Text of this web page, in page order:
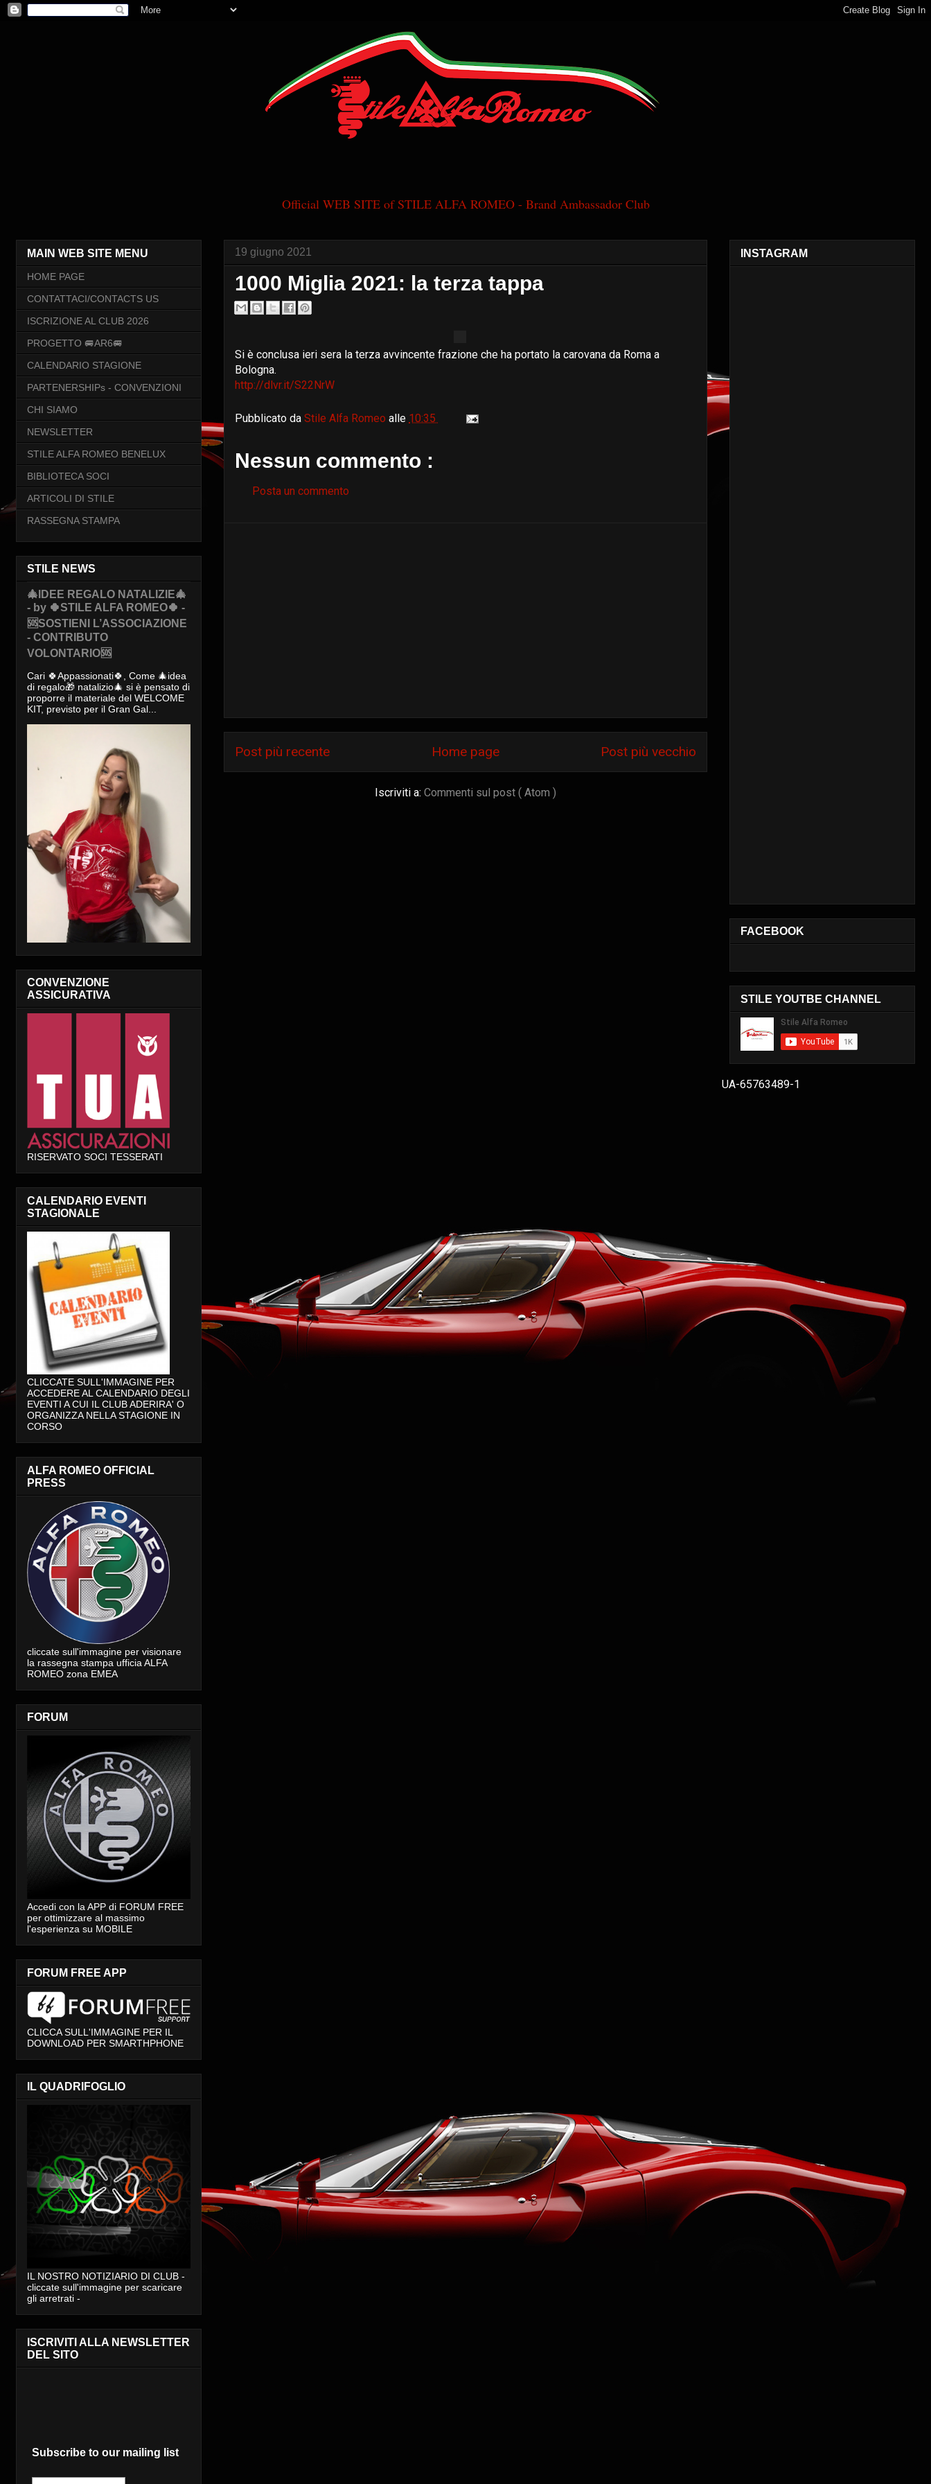
Official WEB SITE of STILE ALFA ROMEO - Brand Ambassador Club
19 giugno 2021
1000 Miglia 2021: la terza tappa
Si è conclusa ieri sera la terza avvincente frazione che ha portato la carovana da Roma a
Bologna.
http://dlvr.it/S22NrW
Pubblicato da Stile Alfa Romeo alle 10:35
Nessun commento :
Posta un commento
Post più recente Post più vecchio
Home page
Iscriviti a: Commenti sul post ( Atom )
MAIN WEB SITE MENU
HOME PAGE
CONTATTACI/CONTACTS US
ISCRIZIONE AL CLUB 2026
PROGETTO 🚐AR6🚐
CALENDARIO STAGIONE
PARTENERSHIPs - CONVENZIONI
CHI SIAMO
NEWSLETTER
STILE ALFA ROMEO BENELUX
BIBLIOTECA SOCI
ARTICOLI DI STILE
RASSEGNA STAMPA
STILE NEWS
🎄IDEE REGALO NATALIZIE🎄
- by 🍀STILE ALFA ROMEO🍀 -
🆘SOSTIENI L’ASSOCIAZIONE
- CONTRIBUTO
VOLONTARIO🆘
Cari 🍀Appassionati🍀, Come 🎄idea
di regalo🎁 natalizio🎄 si è pensato di
proporre il materiale del WELCOME
KIT, previsto per il Gran Gal...
CONVENZIONE
ASSICURATIVA
RISERVATO SOCI TESSERATI
CALENDARIO EVENTI
STAGIONALE
CLICCATE SULL'IMMAGINE PER
ACCEDERE AL CALENDARIO DEGLI
EVENTI A CUI IL CLUB ADERIRA' O
ORGANIZZA NELLA STAGIONE IN
CORSO
ALFA ROMEO OFFICIAL
PRESS
cliccate sull'immagine per visionare
la rassegna stampa ufficia ALFA
ROMEO zona EMEA
FORUM
Accedi con la APP di FORUM FREE
per ottimizzare al massimo
l'esperienza su MOBILE
FORUM FREE APP
CLICCA SULL'IMMAGINE PER IL
DOWNLOAD PER SMARTHPHONE
IL QUADRIFOGLIO
IL NOSTRO NOTIZIARIO DI CLUB -
cliccate sull'immagine per scaricare
gli arretrati -
ISCRIVITI ALLA NEWSLETTER
DEL SITO
Subscribe to our mailing list
INSTAGRAM
FACEBOOK
STILE YOUTBE CHANNEL
UA-65763489-1